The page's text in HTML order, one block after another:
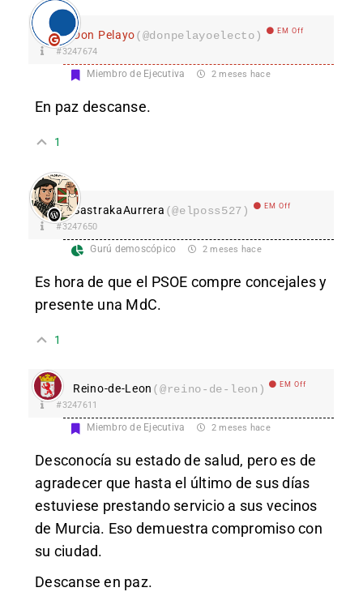
Don Pelayo(@donpelayoelecto) EM Off
#3247674
Miembro de Ejecutiva 2 meses hace
En paz descanse.
1
SastrakaAurrera (@elposs527) EM Off
#3247650
Gurú demoscópico 2 meses hace
Es hora de que el PSOE compre concejales y
presente una MdC.
1
Reino-de-Leon (@reino-de-leon) EM Off
#3247611
Miembro de Ejecutiva 2 meses hace
Desconocía su estado de salud, pero es de
agradecer que hasta el último de sus días
estuviese prestando servicio a sus vecinos
de Murcia. Eso demuestra compromiso con
su ciudad.
Descanse en paz.